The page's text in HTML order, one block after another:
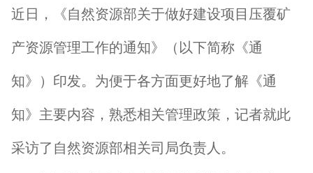
近日，《自然资源部关于做好建设项目压覆矿
产资源管理工作的通知》（以下简称《通
知》）印发。为便于各方面更好地了解《通
知》主要内容，熟悉相关管理政策，记者就此
采访了自然资源部相关司局负责人。